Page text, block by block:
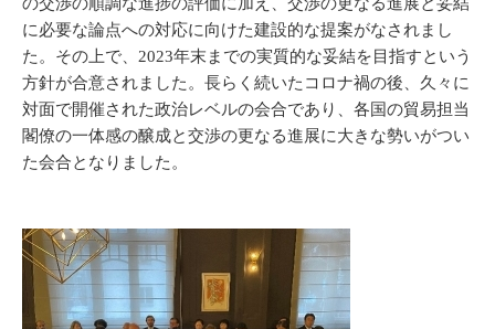
に必要な論点への対応に向けた建設的な提案がなされまし
た。その上で、2023年末までの実質的な妥結を目指すという
方針が合意されました。長らく続いたコロナ禍の後、久々に
対面で開催された政治レベルの会合であり、各国の貿易担当
閣僚の一体感の醸成と交渉の更なる進展に大きな勢いがつい
た会合となりました。